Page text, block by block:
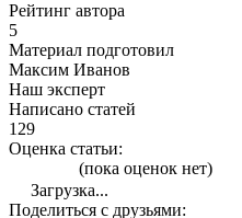
Рейтинг автора
5
Материал подготовил
Максим Иванов
Наш эксперт
Написано статей
129
Оценка статьи:
(пока оценок нет)
Загрузка...
Поделиться с друзьями: